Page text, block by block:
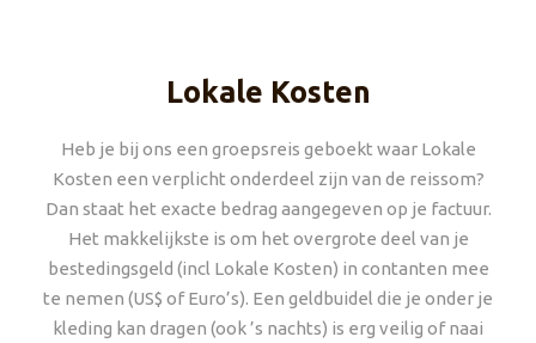
Lokale Kosten
Heb je bij ons een groepsreis geboekt waar Lokale
Kosten een verplicht onderdeel zijn van de reissom?
Dan staat het exacte bedrag aangegeven op je factuur.
Het makkelijkste is om het overgrote deel van je
bestedingsgeld (incl Lokale Kosten) in contanten mee
te nemen (US$ of Euro’s). Een geldbuidel die je onder je
kleding kan dragen (ook ’s nachts) is erg veilig of naai